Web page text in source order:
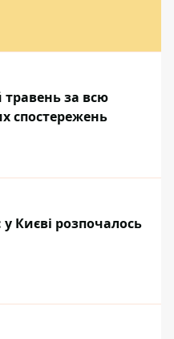
травень за всю
спостережень
Києві розпочалось